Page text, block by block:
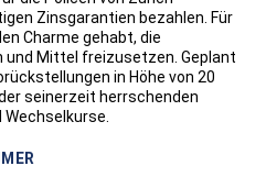
Zinsgarantien bezahlen. Für
Charme gehabt, die
Mittel freizusetzen. Geplant
in Höhe von 20
seinerzeit herrschenden